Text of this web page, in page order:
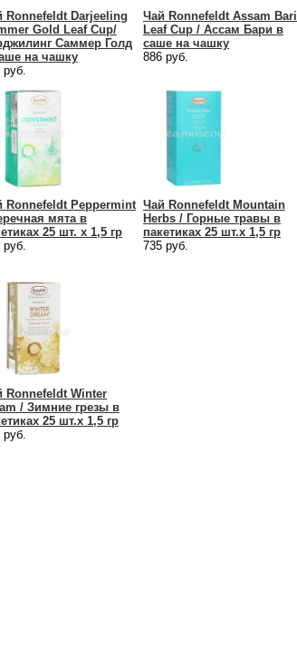
Ronnefeldt Darjeeling
Gold Leaf Cup/
Саммер Голд
на чашку
руб.
Чай Ronnefeldt Assam Bari
Leaf Cup / Ассам Бари в
саше на чашку
886 руб.
Ronnefeldt Peppermint
мята в
25 шт. х 1,5 гр
руб.
Чай Ronnefeldt Mountain
Herbs / Горные травы в
пакетиках 25 шт.х 1,5 гр
735 руб.
Ronnefeldt Winter
/ Зимние грезы в
25 шт.х 1,5 гр
руб.